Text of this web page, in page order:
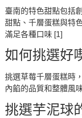
臺南的特色甜點包括
甜點、千層蛋糕與特
滿足各種口味 [1]
如何挑選好
挑選草莓千層蛋糕時
內餡的品質和整體風
挑選芋泥球